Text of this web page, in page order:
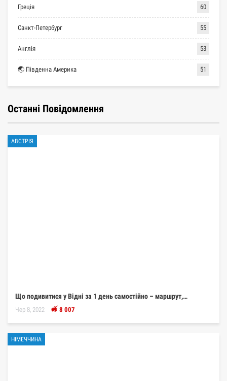
Греція 60
Санкт-Петербург 55
Англія 53
🌏 Південна Америка 51
Останні Повідомлення
АВСТРІЯ
Що подивитися у Відні за 1 день самостійно – маршрут,…
Чер 8, 2022 8 007
НІМЕЧЧИНА